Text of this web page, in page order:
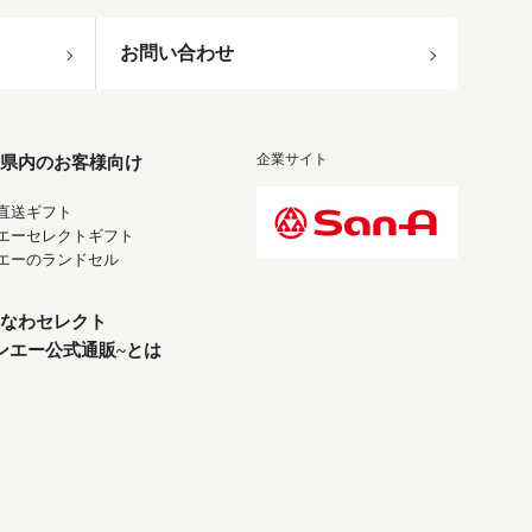
お問い合わせ
内のお客様向け
送ギフト
ーセレクトギフト
ーのランドセル
わセレクト
エー公式通販~とは
企業サイト